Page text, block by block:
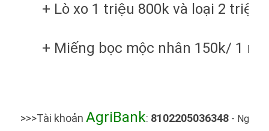
+ Lò xo 1 triệu 800k và loại 2 triệu
+ Miếng bọc mộc nhân 150k/ 1
>>>Tài khoản AgriBank: 8102205036348 -